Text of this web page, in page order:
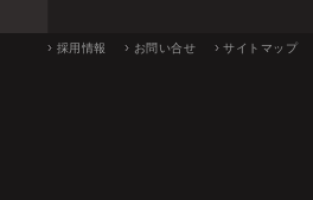
採用情報 お問い合せ サイトマップ